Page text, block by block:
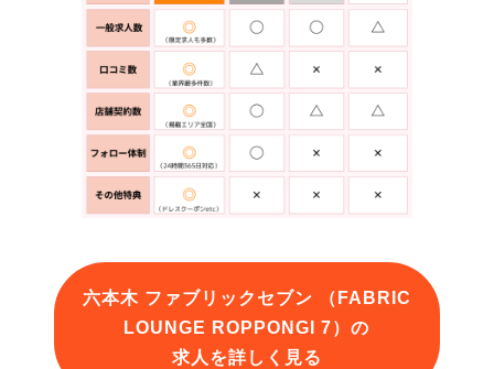
六本木 ファブリックセブン （FABRIC
LOUNGE ROPPONGI 7）の
求人を詳しく見る